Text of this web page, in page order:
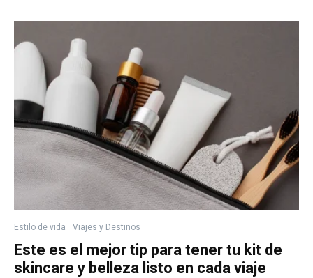
Estilo de vida Viajes y Destinos
Este es el mejor tip para tener tu kit de
skincare y belleza listo en cada viaje